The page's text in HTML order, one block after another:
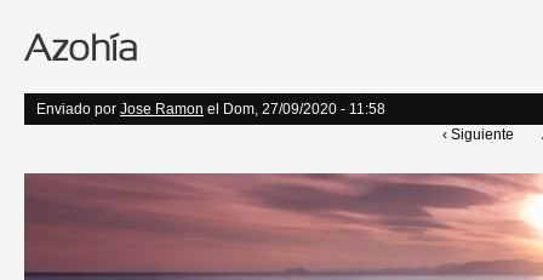
Azohía
Enviado por Jose Ramon el Dom, 27/09/2020 - 11:58
‹ Siguiente